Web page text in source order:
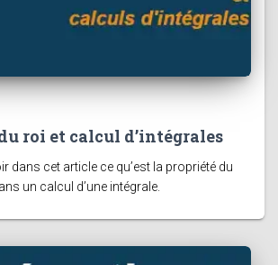
roi et calcul d’intégrales
dans cet article ce qu’est la propriété du
un calcul d’une intégrale.